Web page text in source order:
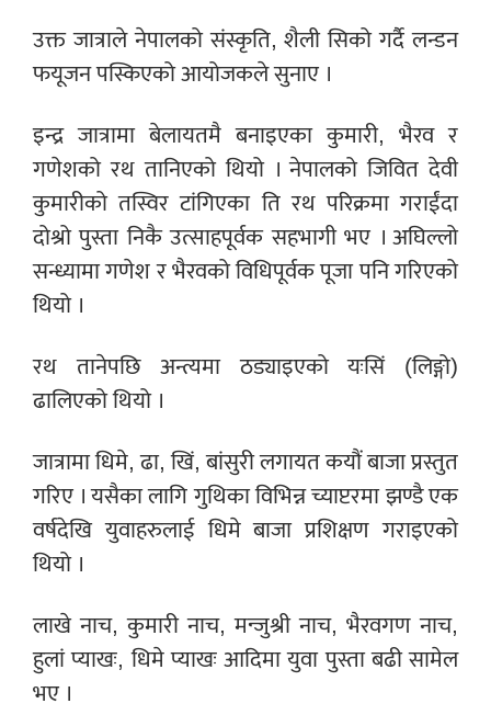
उक्त जात्राले नेपालको संस्कृति, शैली सिको गर्दै लन्डन
फयूजन पस्किएको आयोजकले सुनाए ।
इन्द्र जात्रामा बेलायतमै बनाइएका कुमारी, भैरव र
गणेशको रथ तानिएको थियो । नेपालको जिवित देवी
कुमारीको तस्विर टांगिएका ति रथ परिक्रमा गराईंदा
दोश्रो पुस्ता निकै उत्साहपूर्वक सहभागी भए । अघिल्लो
सन्ध्यामा गणेश र भैरवको विधिपूर्वक पूजा पनि गरिएको
थियो ।
रथ तानेपछि अन्त्यमा ठड्याइएको यःसिं (लिङ्गो)
ढालिएको थियो ।
जात्रामा धिमे, ढा, खिं, बांसुरी लगायत कयौं बाजा प्रस्तुत
गरिए । यसैका लागि गुथिका विभिन्न च्याप्टरमा झण्डै एक
वर्षदेखि युवाहरुलाई धिमे बाजा प्रशिक्षण गराइएको
थियो ।
लाखे नाच, कुमारी नाच, मन्जुश्री नाच, भैरवगण नाच,
हुलां प्याखः, धिमे प्याखः आदिमा युवा पुस्ता बढी सामेल
भए ।